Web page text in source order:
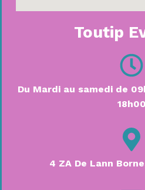
Toutip
Du Mardi au samedi de
18h00
4 ZA De Lann